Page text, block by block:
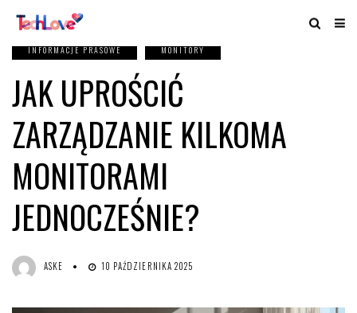
INFORMACJE PRASOWE MONITORY
JAK UPROŚCIĆ
ZARZĄDZANIE KILKOMA
MONITORAMI
JEDNOCZEŚNIE?
ASKE 10 PAŹDZIERNIKA 2025